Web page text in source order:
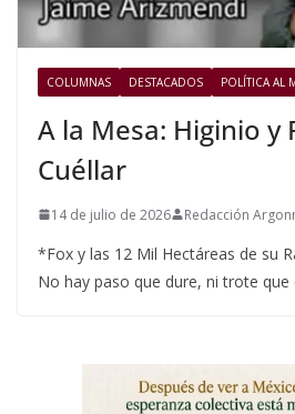
COLUMNAS DESTACADOS POLÍTICA AL
A la Mesa: Higinio y
Cuéllar
14 de julio de 2026 Redacción
*Fox y las 12 Mil Hectáreas de su
No hay paso que dure, ni trote